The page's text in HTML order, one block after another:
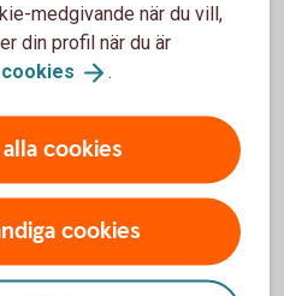
Funktioner, prestanda
medgivande när du vill,
din profil när du är
cookies .
cookies
cookies